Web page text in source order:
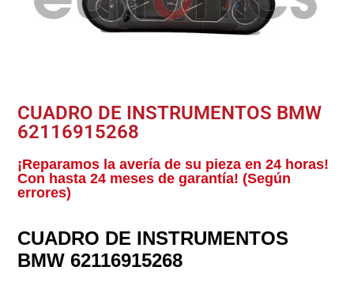
CUADRO DE INSTRUMENTOS BMW
62116915268
¡Reparamos la avería de su pieza en 24 horas!
Con hasta 24 meses de garantía! (Según
errores)
CUADRO DE INSTRUMENTOS
BMW 62116915268